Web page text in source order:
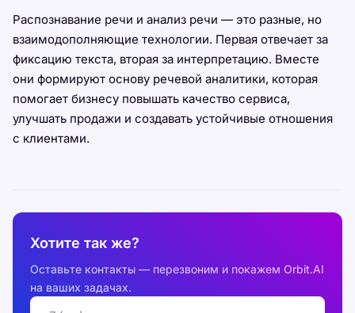
Распознавание речи и анализ речи — это разные, но
взаимодополняющие технологии. Первая отвечает за
фиксацию текста, вторая за интерпретацию. Вместе
они формируют основу речевой аналитики, которая
помогает бизнесу повышать качество сервиса,
улучшать продажи и создавать устойчивые отношения
с клиентами.
Хотите так же?
Оставьте контакты — перезвоним и покажем Orbit.AI
на ваших задачах.